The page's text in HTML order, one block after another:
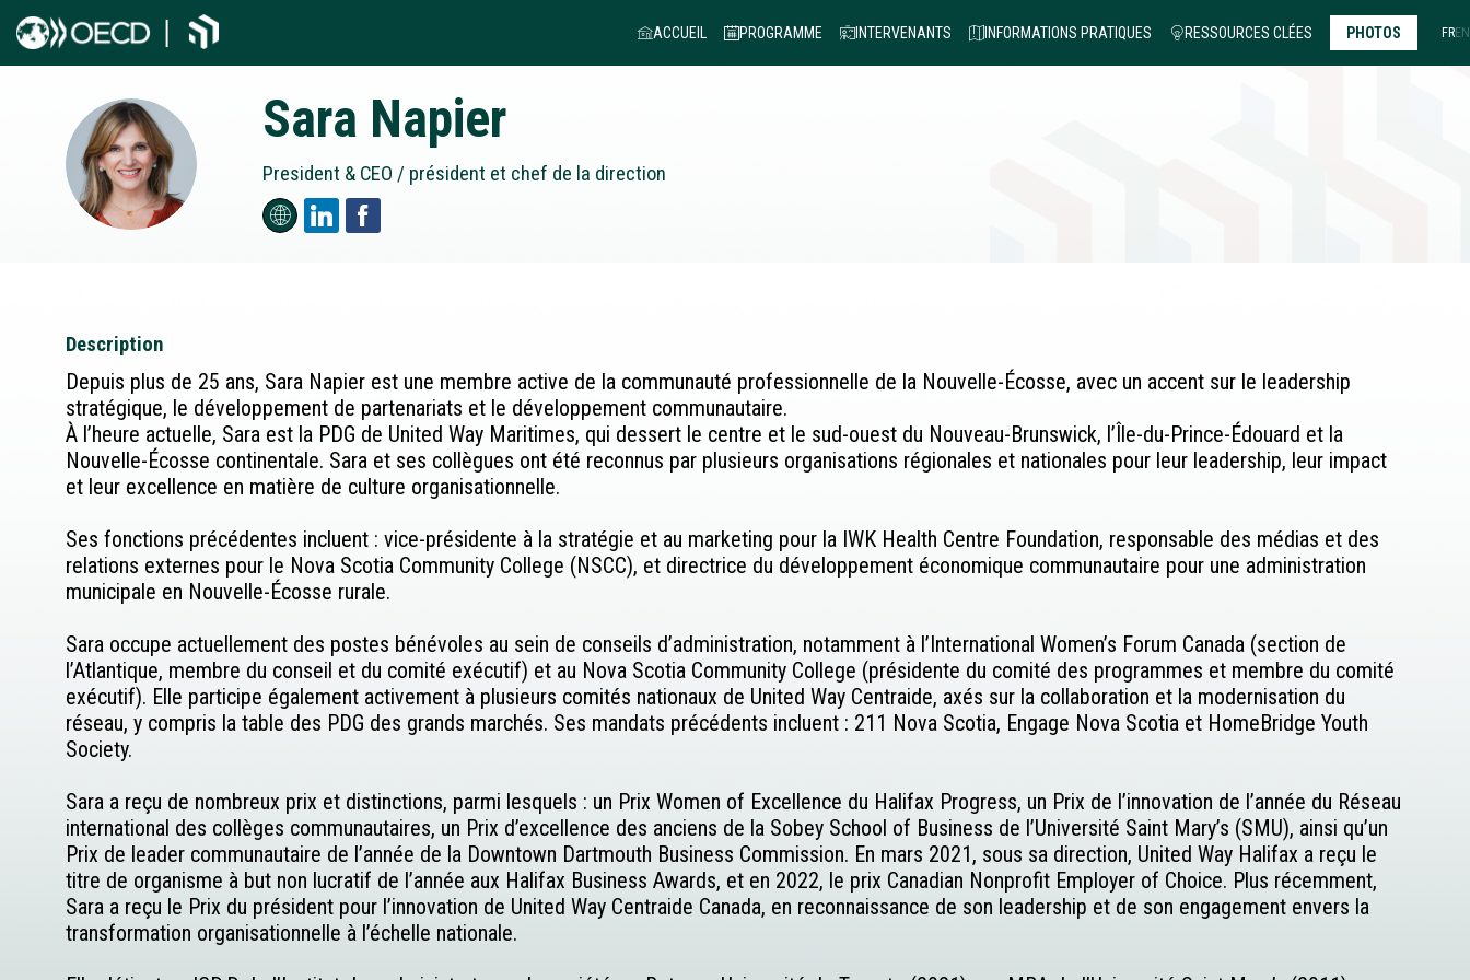
ACCUEIL PROGRAMME INTERVENANTS INFORMATIONS PRATIQUES RESSOURCES CLÉES PHOTOS FREN
SN
Sara Napier
President & CEO / président et chef de la direction
Description
Depuis plus de 25 ans, Sara Napier est une membre active de la communauté professionnelle de la Nouvelle-Écosse, avec un accent sur le leadership
stratégique, le développement de partenariats et le développement communautaire.
À l’heure actuelle, Sara est la PDG de United Way Maritimes, qui dessert le centre et le sud-ouest du Nouveau-Brunswick, l’Île-du-Prince-Édouard et la
Nouvelle-Écosse continentale. Sara et ses collègues ont été reconnus par plusieurs organisations régionales et nationales pour leur leadership, leur impact
et leur excellence en matière de culture organisationnelle.
Ses fonctions précédentes incluent : vice-présidente à la stratégie et au marketing pour la IWK Health Centre Foundation, responsable des médias et des
relations externes pour le Nova Scotia Community College (NSCC), et directrice du développement économique communautaire pour une administration
municipale en Nouvelle-Écosse rurale.
Sara occupe actuellement des postes bénévoles au sein de conseils d’administration, notamment à l’International Women’s Forum Canada (section de
l’Atlantique, membre du conseil et du comité exécutif) et au Nova Scotia Community College (présidente du comité des programmes et membre du comité
exécutif). Elle participe également activement à plusieurs comités nationaux de United Way Centraide, axés sur la collaboration et la modernisation du
réseau, y compris la table des PDG des grands marchés. Ses mandats précédents incluent : 211 Nova Scotia, Engage Nova Scotia et HomeBridge Youth
Society.
Sara a reçu de nombreux prix et distinctions, parmi lesquels : un Prix Women of Excellence du Halifax Progress, un Prix de l’innovation de l’année du Réseau
international des collèges communautaires, un Prix d’excellence des anciens de la Sobey School of Business de l’Université Saint Mary’s (SMU), ainsi qu’un
Prix de leader communautaire de l’année de la Downtown Dartmouth Business Commission. En mars 2021, sous sa direction, United Way Halifax a reçu le
titre de organisme à but non lucratif de l’année aux Halifax Business Awards, et en 2022, le prix Canadian Nonprofit Employer of Choice. Plus récemment,
Sara a reçu le Prix du président pour l’innovation de United Way Centraide Canada, en reconnaissance de son leadership et de son engagement envers la
transformation organisationnelle à l’échelle nationale.